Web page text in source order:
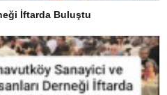
İftarda Buluştu